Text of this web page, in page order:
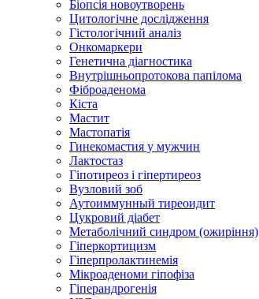
Біопсія новоутворень
Цитологічне дослідження
Гістологічний аналіз
Онкомаркери
Генетична діагностика
Внутрішньопротокова папілома
Фіброаденома
Кіста
Мастит
Мастопатія
Гинекомастия у мужчин
Лактостаз
Гіпотиреоз і гіпертиреоз
Вузловий зоб
Аутоиммунный тиреоидит
Цукровий діабет
Метаболічний синдром (ожиріння)
Гіперкортицизм
Гіперпролактинемія
Мікроаденоми гіпофіза
Гіперандрогенія